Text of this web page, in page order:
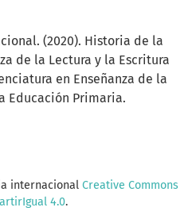
(2020). Historia de la
de la Lectura y la Escritura
en Enseñanza de la
Educación Primaria.
internacional Creative Commons
4.0.